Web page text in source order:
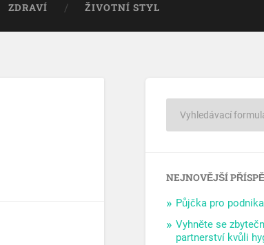
ZDRAVÍ ŽIVOTNÍ STYL
NEJNOVĚJŠÍ
Půjčka pro
Vyhněte se
partnerství kvůli